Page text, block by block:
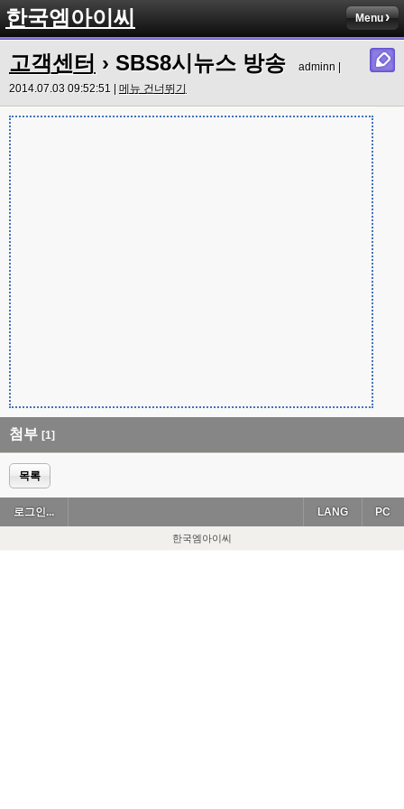
한국엠아이씨 Menu
고객센터 › SBS8시뉴스 방송
adminn |
2014.07.03 09:52:51 | 메뉴 건너뛰기
첨부 [1]
목록
로그인... PC
LANG
한국엠아이씨